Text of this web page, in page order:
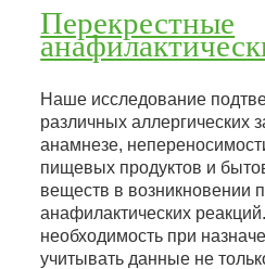
Перекрестные
Наше исследование
различных аллергических
анамнезе,
пищевых продуктов и
веществ в возникновении
анафилактических
необходимость при
учитывать данные не